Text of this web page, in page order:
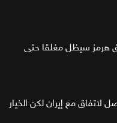
هرمز سيظل مغلقا حتى
لاتفاق مع إيران لكن الخيار